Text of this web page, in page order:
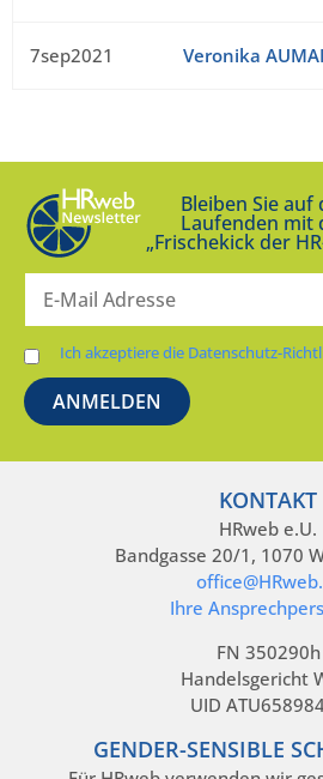
7sep2021 Veronika
Bleiben Sie auf
Laufenden mit
„Frischekick der
Ich akzeptiere die Datenschutz-
KONTAKT
HRweb e.U.
Bandgasse 20/1, 1070
Ihre
FN 350290h
Handelsgericht
UID
GENDER-SENSIBLE